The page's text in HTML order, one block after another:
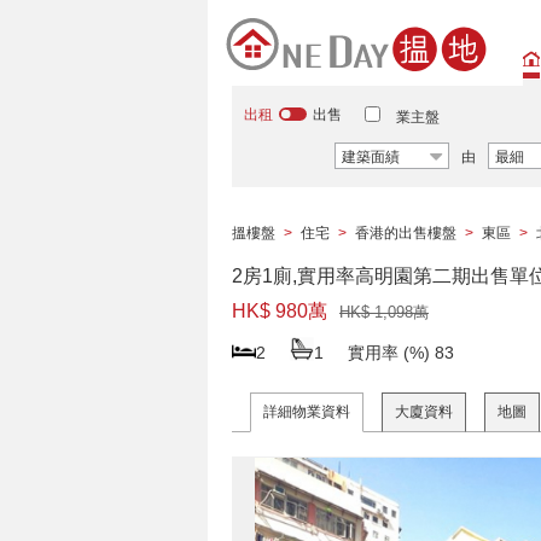
出租 出售 業主盤
建築面績 由 最細
搵樓盤 > 住宅 > 香港的出售樓盤 > 東區 >
2房1廁,實用率高明園第二期出售單
HK$ 980萬
HK$ 1,098萬
2 1 實用率 (%) 83
詳細物業資料 大廈資料 地圖